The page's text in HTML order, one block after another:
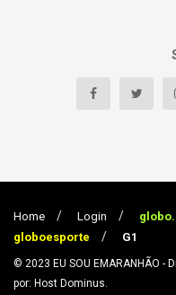
Home Login
globoesporte
G1
© 2023 EU SOU EMARANHÃO -
por: Host Dominus.